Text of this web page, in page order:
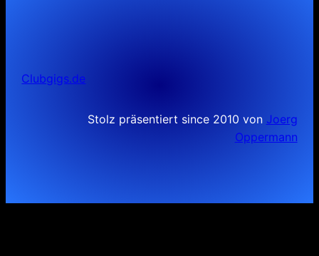
Clubgigs.de
Stolz präsentiert since 2010 von Joerg
Oppermann